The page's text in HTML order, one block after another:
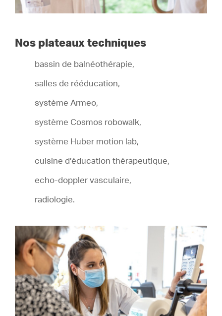
Nos plateaux techniques
bassin de balnéothérapie,
salles de rééducation,
système Armeo,
système Cosmos robowalk,
système Huber motion lab,
cuisine d’éducation thérapeutique,
echo-doppler vasculaire,
radiologie.